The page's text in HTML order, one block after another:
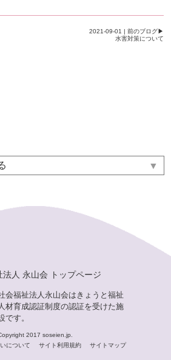
2021-09-01 | 前のブログ▶
水害対策について
▼
法人 永山会 トップページ
会福祉法人永山会はきょうと福祉
人材育成認証制度の認証を受けた施
です。
2017 soseien.jp.
について
サイト利用規約 サイトマップ